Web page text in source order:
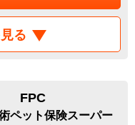
る
FPC
ペット保険スーパー